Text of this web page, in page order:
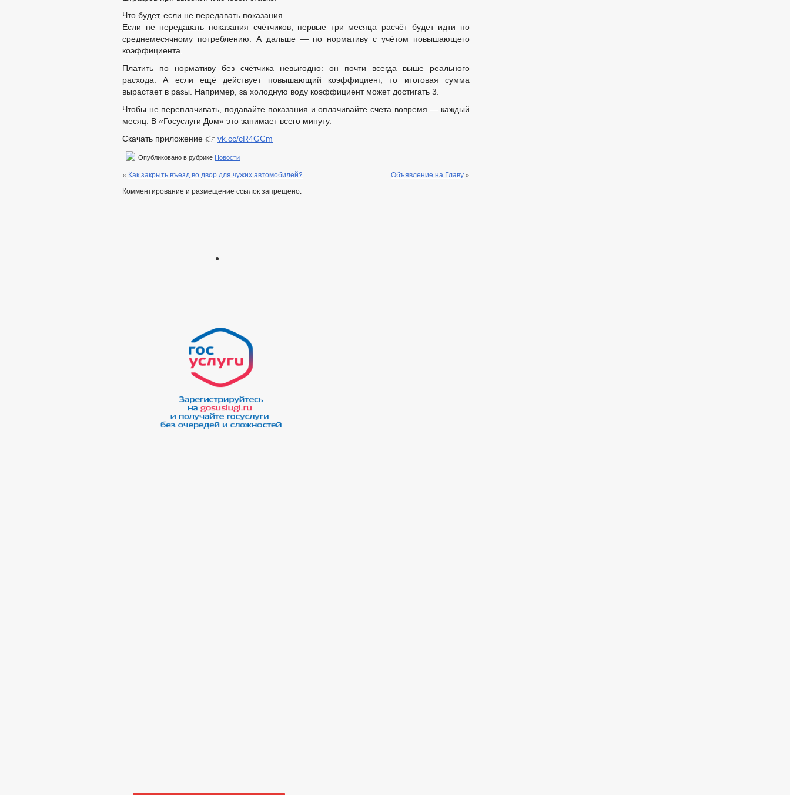
Что будет, если не передавать показания
Если не передавать показания счётчиков, первые три месяца расчёт будет идти по
среднемесячному потреблению. А дальше — по нормативу с учётом повышающего
коэффициента.
Платить по нормативу без счётчика невыгодно: он почти всегда выше реального
расхода. А если ещё действует повышающий коэффициент, то итоговая сумма
вырастает в разы. Например, за холодную воду коэффициент может достигать 3.
Чтобы не переплачивать, подавайте показания и оплачивайте счета вовремя — каждый
месяц. В «Госуслуги Дом» это занимает всего минуту.
Скачать приложение 👉 vk.cc/cR4GCm
Опубликовано в рубрике Новости
« Как закрыть въезд во двор для чужих автомобилей? Объявление на Главу »
Комментирование и размещение ссылок запрещено.